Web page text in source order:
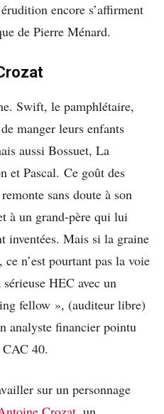
encore s’affirment
de Pierre Ménard.
Swift, le pamphlétaire,
manger leurs enfants
aussi Bossuet, La
et Pascal. Ce goût des
sans doute à son
à un grand-père qui lui
inventées. Mais si la graine
n’est pourtant pas la voie
HEC avec un
fellow », (auditeur libre)
analyste financier pointu
CAC 40.
sur un personnage